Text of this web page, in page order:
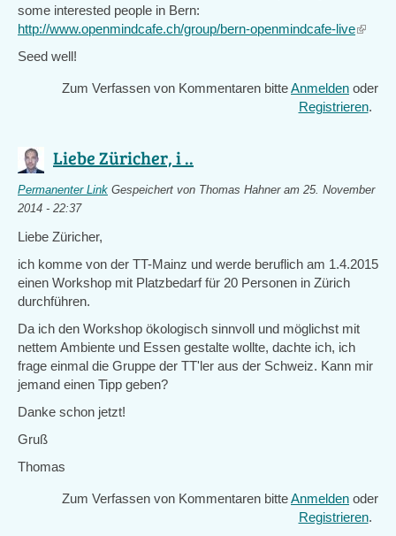
some interested people in Bern:
http://www.openmindcafe.ch/group/bern-openmindcafe-live(link
Seed well!
Zum Verfassen von Kommentaren bitteAnmelden oder
Registrieren.
Liebe Züricher, i ..
Permanenter Link Gespeichert von Thomas Hahneram 25. November
2014 - 22:37
Liebe Züricher,
ich komme von der TT-Mainz und werde beruflich am 1.4.2015
einen Workshop mit Platzbedarf für 20 Personen in Zürich
durchführen.
Da ich den Workshop ökologisch sinnvoll und möglichst mit
nettem Ambiente und Essen gestalte wollte, dachte ich, ich
frage einmal die Gruppe der TT'ler aus der Schweiz. Kann mir
jemand einen Tipp geben?
Danke schon jetzt!
Gruß
Thomas
Zum Verfassen von Kommentaren bitteAnmelden oder
Registrieren.